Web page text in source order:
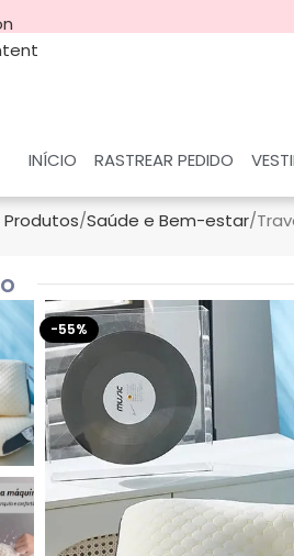
INÍCIO RASTREAR PEDIDO
Saúde e Bem-estar
-55%